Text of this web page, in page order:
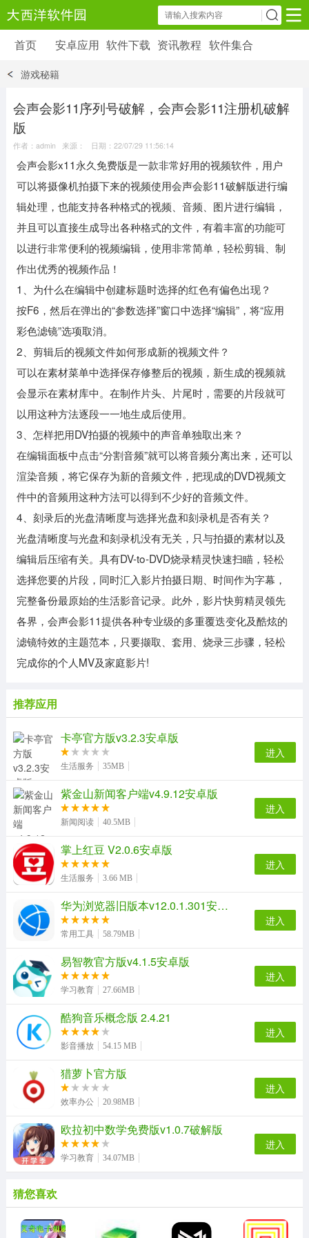
安卓应用 软件下载 资讯教程
6179 款应用
39 款应用
首页 安卓应用 软件下载 资讯教程 软件集合
游戏秘籍
会声会影11序列号破解，会声会影11注册机破解
版
作者：admin 来源： 日期：22/07/29 11:56:14
会声会影x11永久免费版是一款非常好用的视频软件，用户
可以将摄像机拍摄下来的视频使用会声会影11破解版进行编
辑处理，也能支持各种格式的视频、音频、图片进行编辑，
并且可以直接生成导出各种格式的文件，有着丰富的功能可
以进行非常便利的视频编辑，使用非常简单，轻松剪辑、制
作出优秀的视频作品！
1、为什么在编辑中创建标题时选择的红色有偏色出现？
按F6，然后在弹出的“参数选择”窗口中选择“编辑”，将“应用
彩色滤镜”选项取消。
2、剪辑后的视频文件如何形成新的视频文件？
可以在素材菜单中选择保存修整后的视频，新生成的视频就
会显示在素材库中。在制作片头、片尾时，需要的片段就可
以用这种方法逐段一一地生成后使用。
3、怎样把用DV拍摄的视频中的声音单独取出来？
在编辑面板中点击“分割音频”就可以将音频分离出来，还可以
渲染音频，将它保存为新的音频文件，把现成的DVD视频文
件中的音频用这种方法可以得到不少好的音频文件。
4、刻录后的光盘清晰度与选择光盘和刻录机是否有关？
光盘清晰度与光盘和刻录机没有无关，只与拍摄的素材以及
编辑后压缩有关。具有DV-to-DVD烧录精灵快速扫瞄，轻松
选择您要的片段，同时汇入影片拍摄日期、时间作为字幕，
完整备份最原始的生活影音记录。此外，影片快剪精灵领先
各界，会声会影11提供各种专业级的多重覆迭变化及酷炫的
滤镜特效的主题范本，只要撷取、套用、烧录三步骤，轻松
完成你的个人MV及家庭影片!
推荐应用
卡亭官方版v3.2.3安卓版
生活服务 35MB
进入
紫金山新闻客户端v4.9.12安卓版
新闻阅读 40.5MB
进入
掌上红豆 V2.0.6安卓版
生活服务 3.66 MB
进入
华为浏览器旧版本v12.0.1.301安卓版
常用工具 58.79MB
进入
易智教官方版v4.1.5安卓版
学习教育 27.66MB
进入
酷狗音乐概念版 2.4.21
影音播放 54.15 MB
进入
猎萝卜官方版
效率办公 20.98MB
进入
欧拉初中数学免费版v1.0.7破解版
学习教育 34.07MB
进入
猜您喜欢